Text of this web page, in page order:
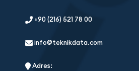
+90 (216) 521 78 00
info@teknikdata.com
Adres: